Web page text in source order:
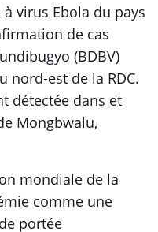
virus Ebola du pays
de cas
(BDBV)
nord-est de la RDC.
détectée dans et
Mongbwalu,
mondiale de la
comme une
portée